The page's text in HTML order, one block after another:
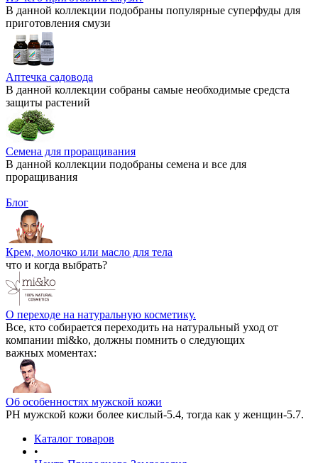
В данной коллекции подобраны популярные суперфуды для
приготовления смузи
Аптечка садовода
В данной коллекции собраны самые необходимые средста
защиты растений
Семена для проращивания
В данной коллекции подобраны семена и все для
проращивания
Блог
Крем, молочко или масло для тела
что и когда выбрать?
О переходе на натуральную косметику.
Все, кто собирается переходить на натуральный уход от
компании mi&ko, должны помнить о следующих
важных моментах:
Об особенностях мужской кожи
РН мужской кожи более кислый-5.4, тогда как у женщин-5.7.
Каталог товаров
•